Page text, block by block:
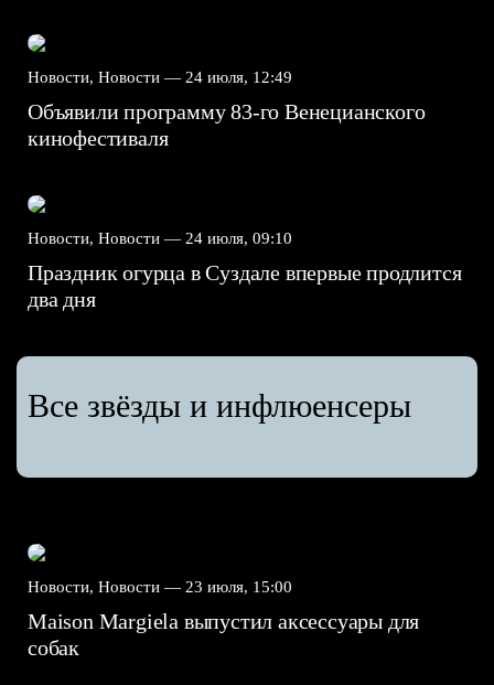
Новости, Новости — 24 июля, 12:49
Объявили программу 83-го Венецианского
кинофестиваля
Новости, Новости — 24 июля, 09:10
Праздник огурца в Суздале впервые продлится
два дня
Все звёзды и инфлюенсеры
Новости, Новости — 23 июля, 15:00
Maison Margiela выпустил аксессуары для
собак